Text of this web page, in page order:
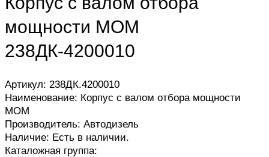
мощности МОМ
238ДК-4200010
Артикул: 238ДК.4200010
Наименование: Корпус с валом отбора мощности
МОМ
Производитель: Автодизель
Наличие: Есть в наличии.
Каталожная группа: